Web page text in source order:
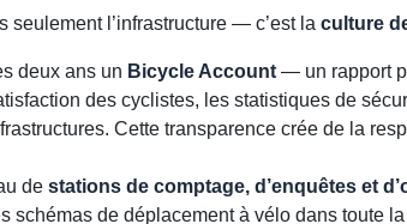
seulement l’infrastructure — c’est la culture
deux ans un Bicycle Account— un rapport
des cyclistes, les statistiques de
Cette transparence crée de la
de stations de comptage, d’enquêtes et
schémas de déplacement à vélo dans toute